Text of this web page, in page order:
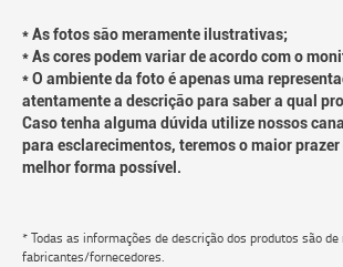
* As fotos são meramente ilustrativas;
* As cores podem variar de acordo com o
* O ambiente da foto é apenas uma
atentamente a descrição para saber a qual
Caso tenha alguma dúvida utilize nossos
para esclarecimentos, teremos o maior
melhor forma possível.
* Todas as informações de descrição dos produtos são
fabricantes/fornecedores.